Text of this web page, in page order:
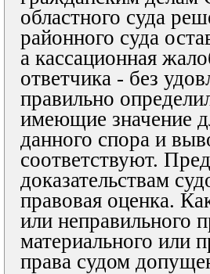
областного суда
районного суда
а кассационная
ответчика - без
правильно
имеющие значение
данного спора и
соответствуют.
доказательствам
правовая оценка.
или неправильного
материального или
права судом